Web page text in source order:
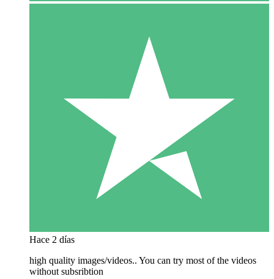
Hace 2 días
high quality images/videos.. You can try most of the videos
without subsribtion